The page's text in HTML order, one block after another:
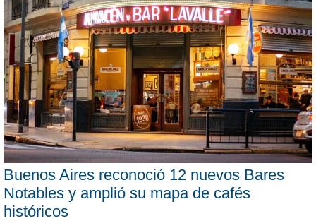
Buenos Aires reconoció 12 nuevos Bares
Notables y amplió su mapa de cafés
históricos